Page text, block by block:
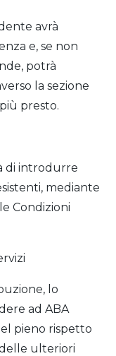
avrà
e, se non
potrà
la sezione
presto.
di introdurre
mediante
Condizioni
lo
ad ABA
pieno rispetto
ulteriori